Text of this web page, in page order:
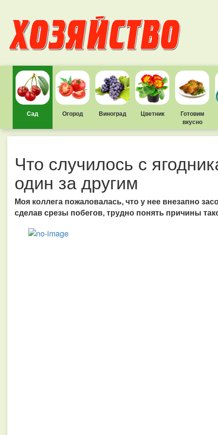
Сад Огород Виноград Цветник
Готовим
вкусно
Что случилось с
один за другим
Моя коллега пожаловалась, что у нее внезапно
сделав срезы побегов, трудно понять причины